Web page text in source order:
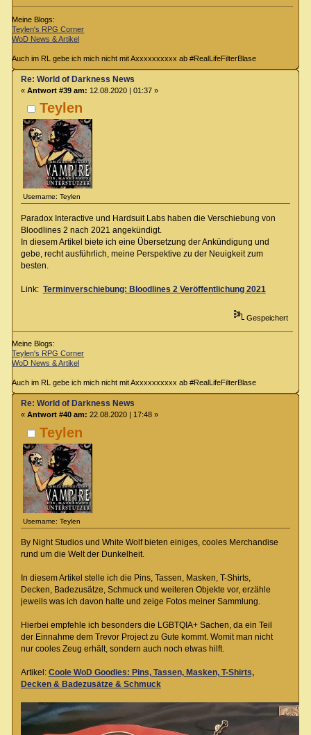
Meine Blogs:
Teylen's RPG Corner
WoD News & Artikel
Auch im RL gebe ich mich nicht mit Axxxxxxxxxx ab #RealLifeFilterBlase
Teylen
Username: Teylen
Re: World of Darkness News
« Antwort #39 am: 12.08.2020 | 01:37 »
Paradox Interactive und Hardsuit Labs haben die Verschiebung von
Bloodlines 2 nach 2021 angekündigt.
In diesem Artikel biete ich eine Übersetzung der Ankündigung und
gebe, recht ausführlich, meine Perspektive zu der Neuigkeit zum
besten.
Link: Terminverschiebung: Bloodlines 2 Veröffentlichung 2021
Gespeichert
Meine Blogs:
Teylen's RPG Corner
WoD News & Artikel
Auch im RL gebe ich mich nicht mit Axxxxxxxxxx ab #RealLifeFilterBlase
Teylen
Username: Teylen
Re: World of Darkness News
« Antwort #40 am: 22.08.2020 | 17:48 »
By Night Studios und White Wolf bieten einiges, cooles Merchandise
rund um die Welt der Dunkelheit.
In diesem Artikel stelle ich die Pins, Tassen, Masken, T-Shirts,
Decken, Badezusätze, Schmuck und weiteren Objekte vor, erzähle
jeweils was ich davon halte und zeige Fotos meiner Sammlung.
Hierbei empfehle ich besonders die LGBTQIA+ Sachen, da ein Teil
der Einnahme dem Trevor Project zu Gute kommt. Womit man nicht
nur cooles Zeug erhält, sondern auch noch etwas hilft.
Artikel: Coole WoD Goodies: Pins, Tassen, Masken, T-Shirts,
Decken & Badezusätze & Schmuck